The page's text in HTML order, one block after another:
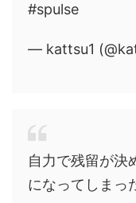
#spulse
— kattsu1
自力で残留が決
になってしまっ